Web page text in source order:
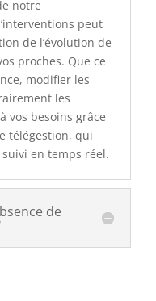
notre
peut
de l’évolution de
proches. Que ce
modifier les
les
vos besoins grâce
télégestion, qui
en temps réel.
de